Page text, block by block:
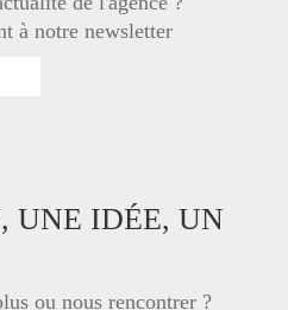
à notre newsletter
UNE IDÉE, UN
ou nous rencontrer ?